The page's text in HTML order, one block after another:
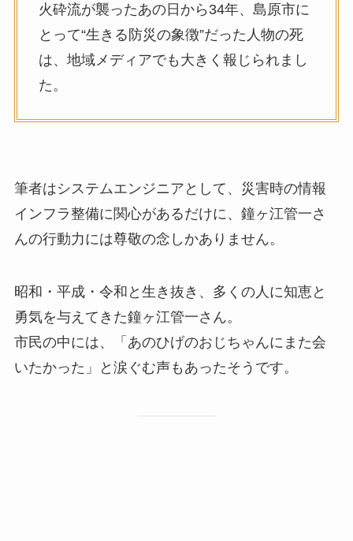
火砕流が襲ったあの日から34年、島原市に
とって“生きる防災の象徴”だった人物の死
は、地域メディアでも大きく報じられまし
た。
筆者はシステムエンジニアとして、災害時の情報
インフラ整備に関心があるだけに、鐘ヶ江管一さ
んの行動力には尊敬の念しかありません。
昭和・平成・令和と生き抜き、多くの人に知恵と
勇気を与えてきた鐘ヶ江管一さん。
市民の中には、「あのひげのおじちゃんにまた会
いたかった」と涙ぐむ声もあったそうです。